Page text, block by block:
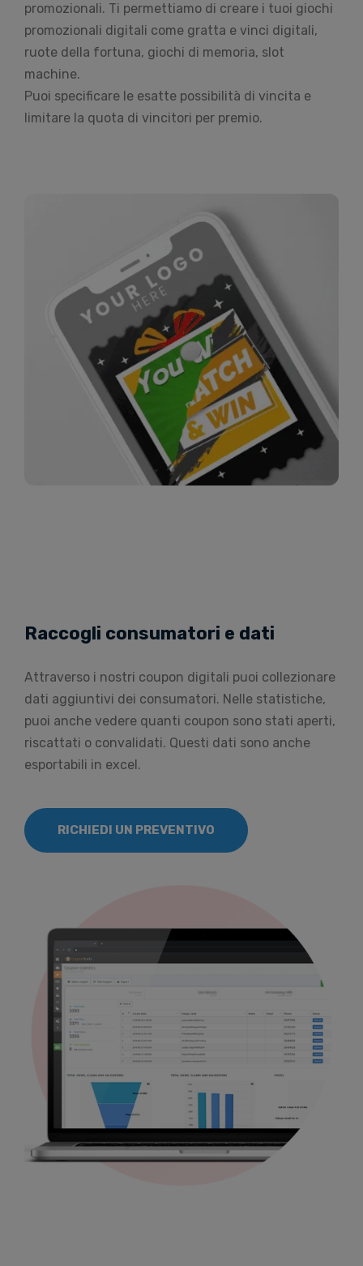
promozionali. Ti permettiamo di creare i tuoi giochi
promozionali digitali come gratta e vinci digitali,
ruote della fortuna, giochi di memoria, slot
machine.
Puoi specificare le esatte possibilità di vincita e
limitare la quota di vincitori per premio.
Raccogli consumatori e dati
Attraverso i nostri coupon digitali puoi collezionare
dati aggiuntivi dei consumatori. Nelle statistiche,
puoi anche vedere quanti coupon sono stati aperti,
riscattati o convalidati. Questi dati sono anche
esportabili in excel.
RICHIEDI UN PREVENTIVO